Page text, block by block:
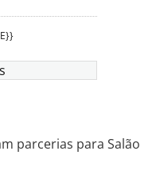
parcerias para Salão